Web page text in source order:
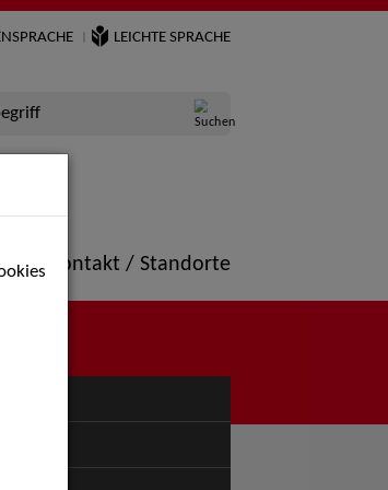
LEICHTE SPRACHE
Kontakt / Standorte